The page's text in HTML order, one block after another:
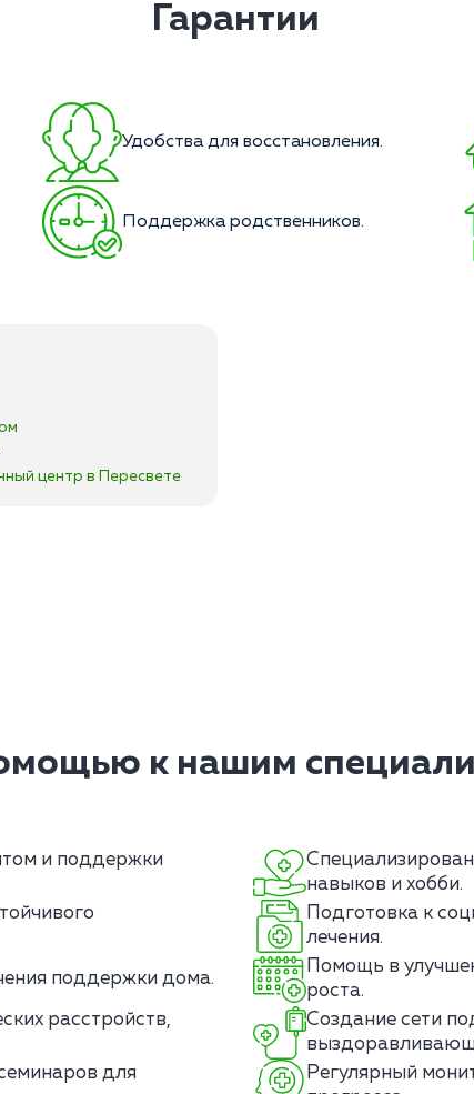
Гарантии
Удобства для восстановления.
Поддержка родственников.
центр в Пересвете
к нашим
и поддержки
навыков и хобби.
Подготовка к
лечения.
поддержки дома.
Помощь в
роста.
расстройств,
Создание сети
для
Регулярный